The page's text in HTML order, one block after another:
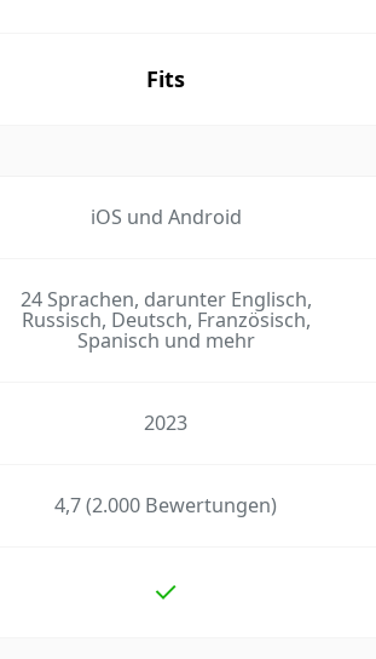
Fits
iOS und Android
24 Sprachen, darunter Englisch,
Russisch, Deutsch, Französisch,
Spanisch und mehr
2023
4,7 (2.000 Bewertungen)